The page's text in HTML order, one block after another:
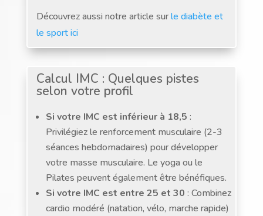
Découvrez aussi notre article surle diabète et
le sport ici
Calcul IMC : Quelques pistes
selon votre profil
Si votre IMC est inférieur à 18,5 :
Privilégiez le renforcement musculaire (2-3
séances hebdomadaires) pour développer
votre masse musculaire. Le yoga ou le
Pilates peuvent également être bénéfiques.
Si votre IMC est entre 25 et 30 : Combinez
cardio modéré (natation, vélo, marche rapide)